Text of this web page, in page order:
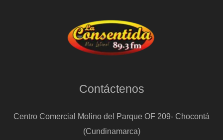
Contáctenos
Centro Comercial Molino del Parque OF 209- Chocontá
(Cundinamarca)